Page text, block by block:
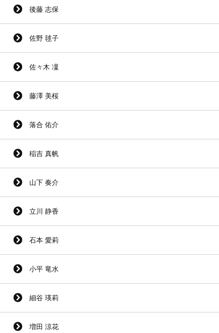
後藤 志保
佐野 毬子
佐々木 凜
藤澤 美桜
落合 佑介
稲吉 真帆
山下 奏介
立川 静香
石本 愛莉
小平 竜水
細谷 瑛莉
増田 涼花